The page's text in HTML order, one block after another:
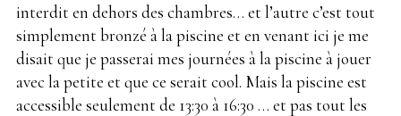
interdit en dehors des chambres… et l’autre c’est tout
simplement bronzé à la piscine et en venant ici je me
disait que je passerai mes journées à la piscine à jouer
avec la petite et que ce serait cool. Mais la piscine est
accessible seulement de 13:30 à 16:30 … et pas tout les